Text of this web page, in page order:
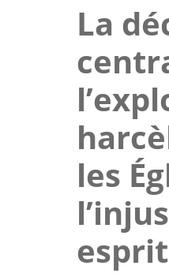
La
les